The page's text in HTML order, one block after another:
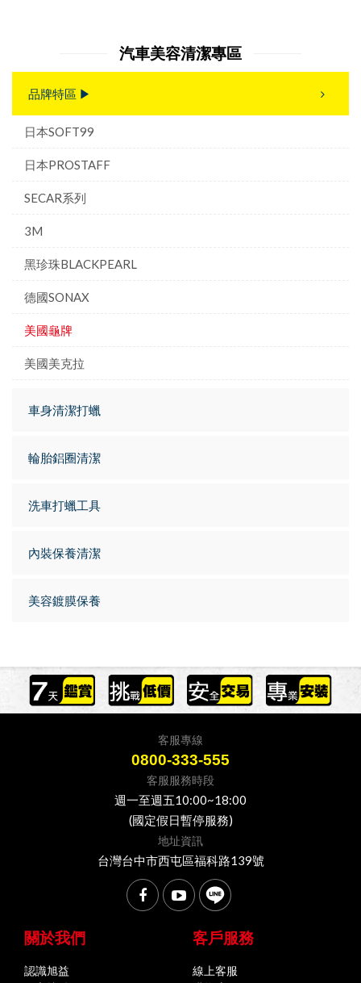
汽車美容清潔專區
品牌特區 ▶
日本SOFT99
日本PROSTAFF
SECAR系列
3M
黑珍珠BLACKPEARL
德國SONAX
美國龜牌
美國美克拉
車身清潔打蠟
輪胎鋁圈清潔
洗車打蠟工具
內裝保養清潔
美容鍍膜保養
客服專線
0800-333-555
客服服務時段
週一至週五10:00~18:00
(國定假日暫停服務)
地址資訊
台灣台中市西屯區福科路139號
關於我們
認識旭益
客戶服務
線上客服